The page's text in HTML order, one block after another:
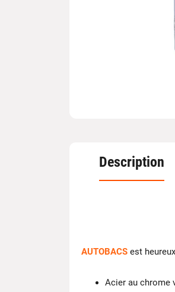
Description
AUTOBACS est
Acier au chrome